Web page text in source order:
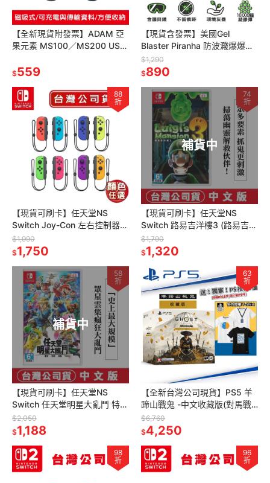
【全新現貨附發票】ADAM 亞
果元素 MS100／MS200 USB-
TypeC
$559
【現貨含發票】美國Gel
Blaster Piranha 防波濺爆爆水
彈槍[夢遊館]玩具 水晶彈 射擊
遊戲 野營 CS
$1,290
$890
88
折
【現貨可刷卡】任天堂NS
Switch Joy-Con 左右控制器
綠紫 藍黃 電光紅藍 電光紫 電
光橙 [夢遊館]
$1,990
$1,750
補貨中
74
折
【現貨可刷卡】任天堂NS
Switch 路易吉洋樓3 (路易吉鬼
屋3)-中文版 [夢遊館] 多人合作
小朋友 禮物
$1,790
$1,320
補貨中
58
折
【現貨可刷卡】任天堂NS
Switch 任天堂明星大亂鬥 特別
版–中文版 [夢遊館] 小朋友 多
人 派對 過年
$2,050
$1,188
63
折
【全新台灣公司現貨】PS5 羊
蹄山戰鬼 -中文收藏版(對馬戰
鬼 續作)[夢遊館]
$6,760
$4,250
98
折
96
折